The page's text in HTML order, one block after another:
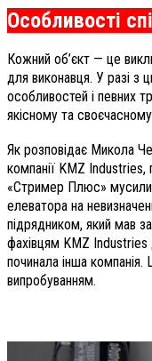
Особливості
Кожний об’єкт — це
для виконавця. У разі з
особливостей і певних
якісному та
Як розповідає Микола
компанії KMZ Industries,
«Стример Плюс» мусили
елеватора на
підрядником, який мав
фахівцям KMZ
починала інша
випробуванням.